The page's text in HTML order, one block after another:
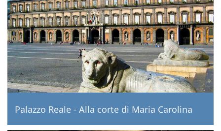
Palazzo Reale - Alla corte di Maria Carolina